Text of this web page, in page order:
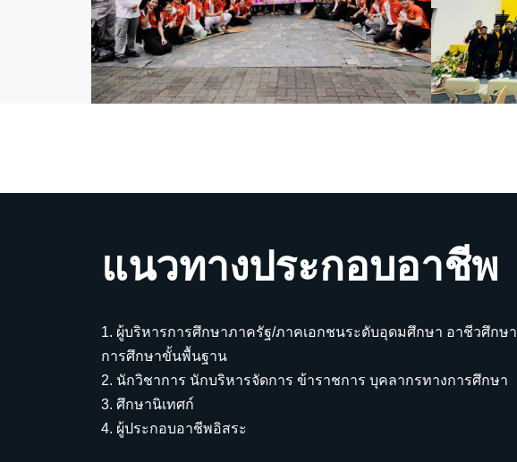
แนวทางประกอบอาชีพ
1. ผู้บริหารการศึกษาภาครัฐ/ภาคเอกชนระดับอุดมศึกษา อาชีวศึกษา
การศึกษาขั้นพื้นฐาน
2. นักวิชาการ นักบริหารจัดการ ข้าราชการ บุคลากรทางการศึกษา
3. ศึกษานิเทศก์
4. ผู้ประกอบอาชีพอิสระ